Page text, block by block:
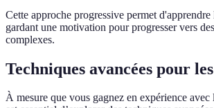
Cette approche progressive permet d'apprendre
gardant une motivation pour progresser vers
complexes.
Techniques avancées pour
À mesure que vous gagnez en expérience